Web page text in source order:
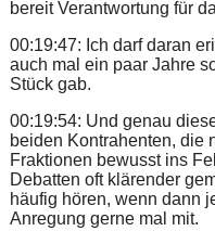
bereit Verantwortung für
00:19:47: Ich darf daran
auch mal ein paar Jahre
Stück gab.
00:19:54: Und genau
beiden Kontrahenten, die
Fraktionen bewusst ins
Debatten oft klärender
häufig hören, wenn dann
Anregung gerne mal mit.